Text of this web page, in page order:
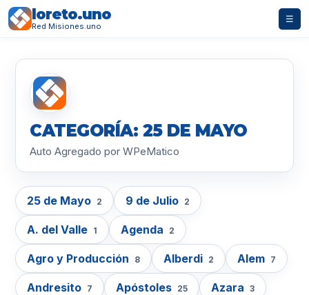
loreto.uno
Red Misiones.uno
☰
CATEGORÍA: 25 DE MAYO
Auto Agregado por WPeMatico
25 de Mayo 2 9 de Julio 2
A. del Valle 1 Agenda 2
Agro y Producción 8 Alberdi 2 Alem 7
Andresito 7 Apóstoles 25 Azara 3